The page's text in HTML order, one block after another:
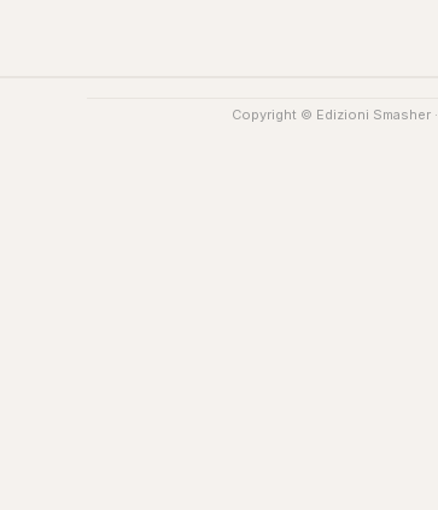
Copyright © Edizioni Smasher ·